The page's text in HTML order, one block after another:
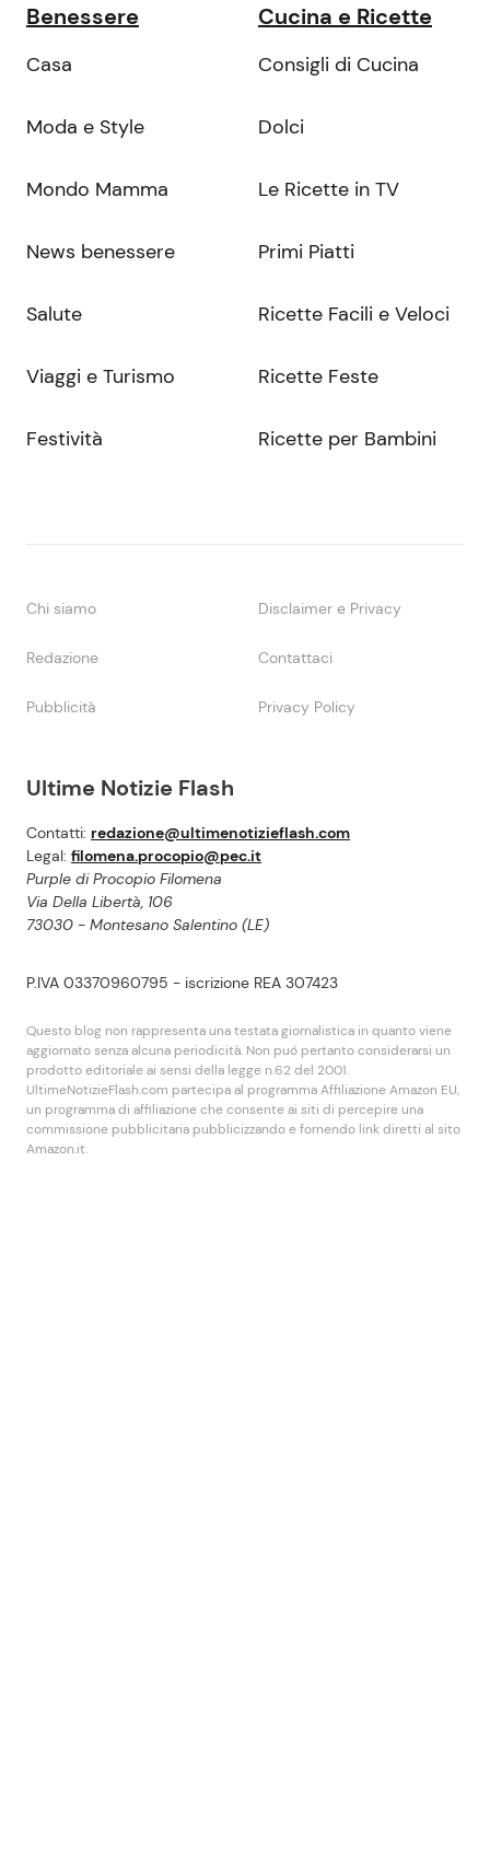
Ultime Notizie Flash
Contatti: redazione@ultimenotizieflash.com
Legal: filomena.procopio@pec.it
Purple di Procopio Filomena
Via Della Libertà, 106
73030 - Montesano Salentino (LE)
P.IVA 03370960795 - iscrizione REA 307423
Questo blog non rappresenta una testata giornalistica in quanto viene
aggiornato senza alcuna periodicità. Non puó pertanto considerarsi un
prodotto editoriale ai sensi della legge n.62 del 2001.
UltimeNotizieFlash.com partecipa al programma Affiliazione Amazon EU,
un programma di affiliazione che consente ai siti di percepire una
commissione pubblicitaria pubblicizzando e fornendo link diretti al sito
Amazon.it.
Benessere
Casa
Moda e Style
Mondo Mamma
News benessere
Salute
Viaggi e Turismo
Festività
Cucina e Ricette
Consigli di Cucina
Dolci
Le Ricette in TV
Primi Piatti
Ricette Facili e Veloci
Ricette Feste
Ricette per Bambini
Chi siamo Disclaimer e Privacy
Redazione Contattaci
Pubblicità Privacy Policy